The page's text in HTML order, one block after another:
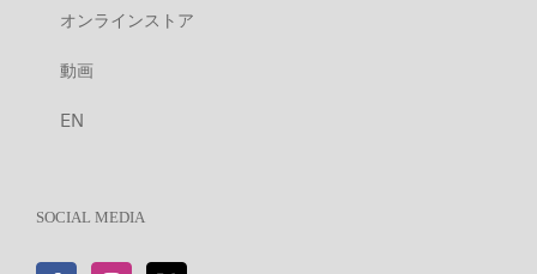
オンラインストア
動画
EN
SOCIAL MEDIA